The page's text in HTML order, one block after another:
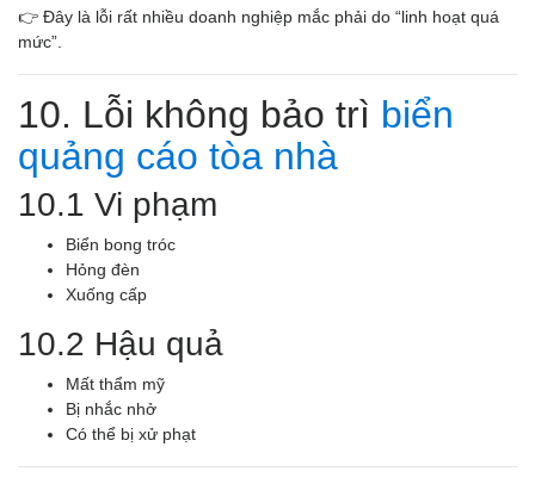
👉 Đây là lỗi rất nhiều doanh nghiệp mắc phải do “linh hoạt quá
mức”.
10. Lỗi không bảo trì biển
quảng cáo tòa nhà
10.1 Vi phạm
Biển bong tróc
Hỏng đèn
Xuống cấp
10.2 Hậu quả
Mất thẩm mỹ
Bị nhắc nhở
Có thể bị xử phạt